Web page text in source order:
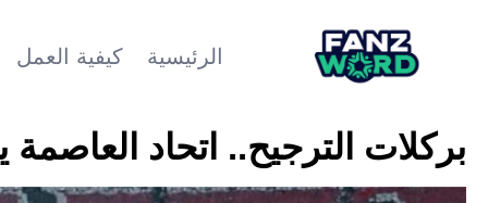
الرئيسية كيفية العمل
بركلات الترجيح.. اتحاد العاصمة